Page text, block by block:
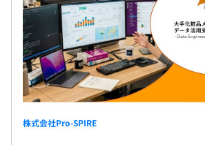
株式会社Pro-SPIRE